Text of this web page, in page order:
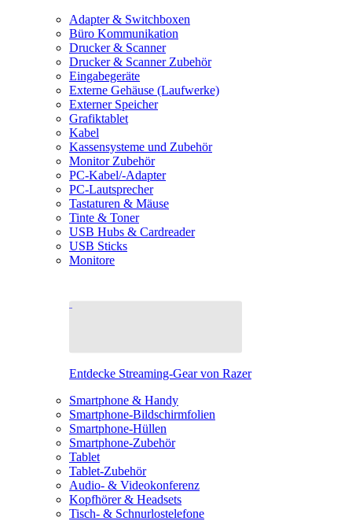
Adapter & Switchboxen
Büro Kommunikation
Drucker & Scanner
Drucker & Scanner Zubehör
Eingabegeräte
Externe Gehäuse (Laufwerke)
Externer Speicher
Grafiktablet
Kabel
Kassensysteme und Zubehör
Monitor Zubehör
PC-Kabel/-Adapter
PC-Lautsprecher
Tastaturen & Mäuse
Tinte & Toner
USB Hubs & Cardreader
USB Sticks
Monitore
Entdecke Streaming-Gear von Razer
Smartphone & Handy
Smartphone-Bildschirmfolien
Smartphone-Hüllen
Smartphone-Zubehör
Tablet
Tablet-Zubehör
Audio- & Videokonferenz
Kopfhörer & Headsets
Tisch- & Schnurlostelefone